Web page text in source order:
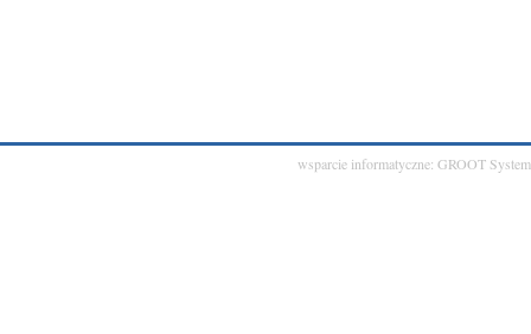
wsparcie informatyczne: GROOT System